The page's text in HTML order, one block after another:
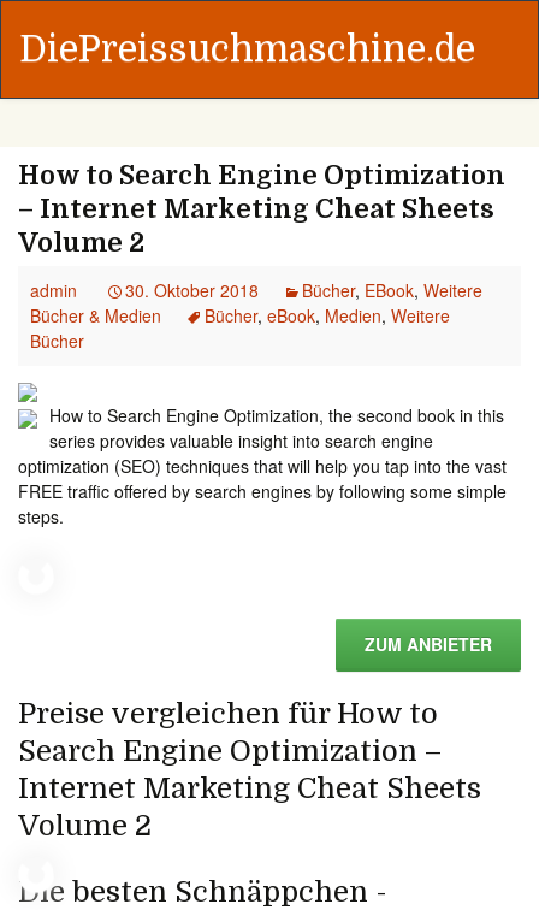
DiePreissuchmaschine.de
How to Search Engine Optimization
– Internet Marketing Cheat Sheets
Volume 2
admin 30. Oktober 2018 Bücher, EBook, Weitere
Bücher & Medien
Bücher, eBook, Medien, Weitere
Bücher
How to Search Engine Optimization, the second book in this
series provides valuable insight into search engine
optimization (SEO) techniques that will help you tap into the vast
FREE traffic offered by search engines by following some simple
steps.
ZUM ANBIETER
Preise vergleichen für How to
Search Engine Optimization –
Internet Marketing Cheat Sheets
Volume 2
Die besten Schnäppchen -